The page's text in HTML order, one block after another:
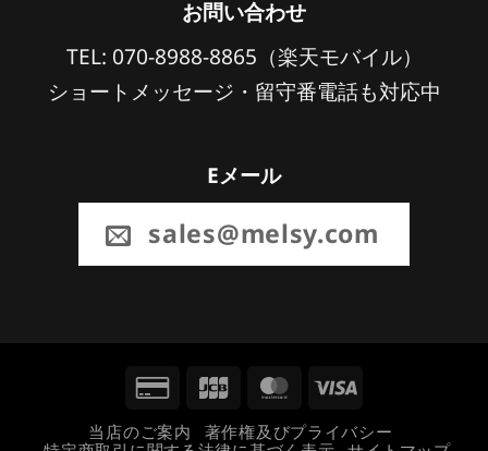
お問い合わせ
TEL: 070-8988-8865（楽天モバイル）
ショートメッセージ・留守番電話も対応中
Eメール
sales@melsy.com
Credit
Card
JCB MasterCard
Visa
当店のご案内
著作権及びプライバシー